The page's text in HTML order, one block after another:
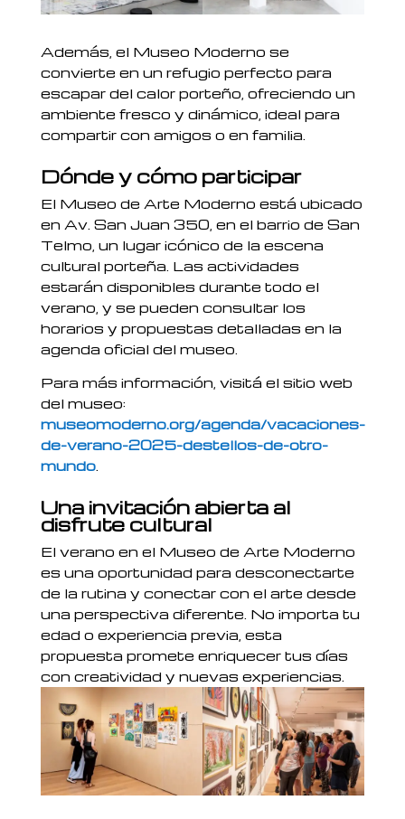
Además, el Museo Moderno se
convierte en un refugio perfecto para
escapar del calor porteño, ofreciendo un
ambiente fresco y dinámico, ideal para
compartir con amigos o en familia.
Dónde y cómo participar
El Museo de Arte Moderno está ubicado
en Av. San Juan 350, en el barrio de San
Telmo, un lugar icónico de la escena
cultural porteña. Las actividades
estarán disponibles durante todo el
verano, y se pueden consultar los
horarios y propuestas detalladas en la
agenda oficial del museo.
Para más información, visitá el sitio web
del museo:
museomoderno.org/agenda/vacaciones-
de-verano-2025-destellos-de-otro-
mundo.
Una invitación abierta al
disfrute cultural
El verano en el Museo de Arte Moderno
es una oportunidad para desconectarte
de la rutina y conectar con el arte desde
una perspectiva diferente. No importa tu
edad o experiencia previa, esta
propuesta promete enriquecer tus días
con creatividad y nuevas experiencias.